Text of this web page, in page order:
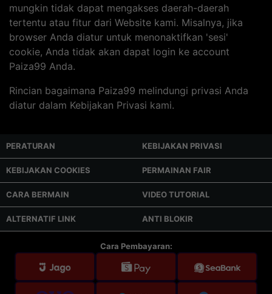
mungkin tidak dapat mengakses daerah-daerah
tertentu atau fitur dari Website kami. Misalnya, jika
browser Anda diatur untuk menonaktifkan 'sesi'
cookie, Anda tidak akan dapat login ke account
Paiza99 Anda.
Rincian bagaimana Paiza99 melindungi privasi Anda
diatur dalam Kebijakan Privasi kami.
PERATURAN KEBIJAKAN PRIVASI
KEBIJAKAN COOKIES PERMAINAN FAIR
CARA BERMAIN VIDEO TUTORIAL
ALTERNATIF LINK ANTI BLOKIR
Cara Pembayaran: